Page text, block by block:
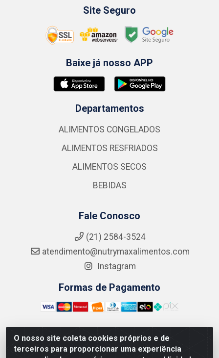
O nosso site coleta cookies próprios e de
terceiros para proporcionar uma experiência
Site Seguro
Baixe já nosso APP
Departamentos
ALIMENTOS CONGELADOS
ALIMENTOS RESFRIADOS
ALIMENTOS SECOS
BEBIDAS
Fale Conosco
(21) 2584-3524
atendimento@nutrymaxalimentos.com
Instagram
Formas de Pagamento
NUTRY MAX COMÉRCIO DE PRODUTOS ALIMENTICIOS
LTDA - RUA DO FEIJÃO, 721 PENHA CIRCULAR/RJ -